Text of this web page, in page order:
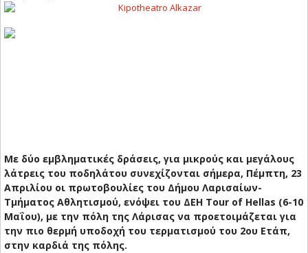
Με δύο εμβληματικές δράσεις, για μικρούς και μεγάλους
λάτρεις του ποδηλάτου συνεχίζονται σήμερα, Πέμπτη, 23
Απριλίου οι πρωτοβουλίες του Δήμου Λαρισαίων-
Τμήματος Αθλητισμού, ενόψει του ΔΕΗ Tour of Hellas (6-10
Μαΐου), με την πόλη της Λάρισας να προετοιμάζεται για
την πιο θερμή υποδοχή του τερματισμού του 2ου Ετάπ,
στην καρδιά της πόλης.